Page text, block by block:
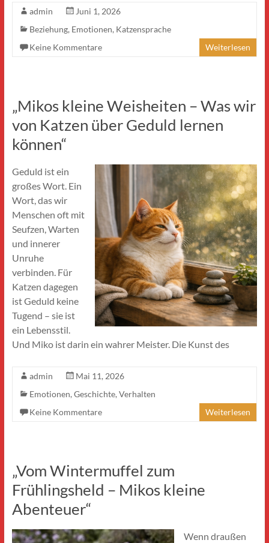
admin
Juni 1, 2026
Beziehung, Emotionen, Katzensprache
Keine Kommentare
Weiterlesen
„Mikos kleine Weisheiten – Was wir
von Katzen über Geduld lernen
können“
Geduld ist ein
großes Wort. Ein
Wort, das wir
Menschen oft mit
Seufzen, Warten
und innerer
Unruhe
verbinden. Für
Katzen dagegen
ist Geduld keine
Tugend – sie ist
ein Lebensstil.
Und Miko ist darin ein wahrer Meister. Die Kunst des
admin
Mai 11, 2026
Emotionen, Geschichte, Verhalten
Keine Kommentare
Weiterlesen
„Vom Wintermuffel zum
Frühlingsheld – Mikos kleine
Abenteuer“
Wenn draußen